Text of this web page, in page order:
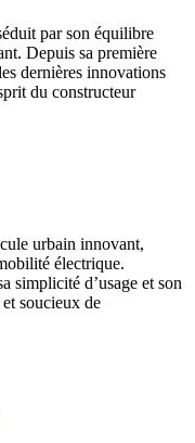
par son équilibre
Depuis sa première
dernières innovations
du constructeur
urbain innovant,
électrique.
simplicité d’usage et son
soucieux de